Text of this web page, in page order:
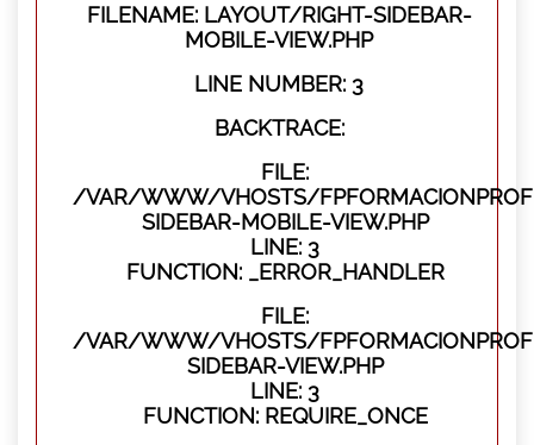
FILENAME: LAYOUT/RIGHT-SIDEBAR-
MOBILE-VIEW.PHP
LINE NUMBER: 3
BACKTRACE:
FILE:
/VAR/WWW/VHOSTS/
SIDEBAR-MOBILE-VIEW.PHP
LINE: 3
FUNCTION: _ERROR_HANDLER
FILE:
/VAR/WWW/VHOSTS/
SIDEBAR-VIEW.PHP
LINE: 3
FUNCTION: REQUIRE_ONCE